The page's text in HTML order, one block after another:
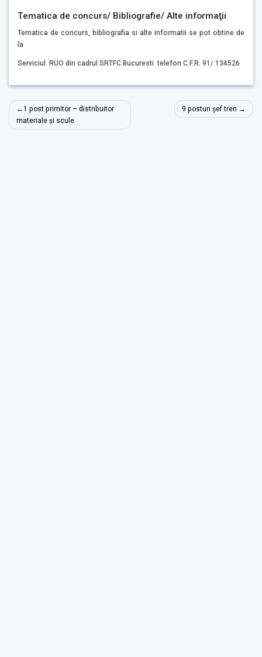
Tematica de concurs/ Bibliografie/ Alte informaţii
Tematica de concurs, bibliografia si alte informatii se pot obtine de
la
Serviciul RUO din cadrul SRTFC Bucuresti telefon C.F.R. 91/ 134526
Navigare
în
1 post primitor – distribuitor
materiale și scule
9 posturi șef tren